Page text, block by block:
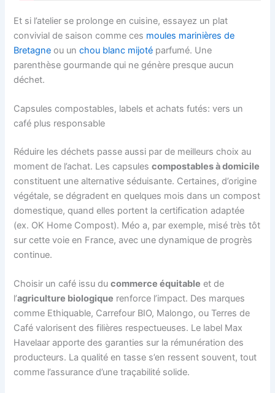
Et si l’atelier se prolonge en cuisine, essayez un plat
convivial de saison comme ces moules marinières de
Bretagne ou unchou blanc mijoté parfumé. Une
parenthèse gourmande qui ne génère presque aucun
déchet.
Capsules compostables, labels et achats futés: vers un
café plus responsable
Réduire les déchets passe aussi par de meilleurs choix au
moment de l’achat. Les capsulescompostables à domicile
constituent une alternative séduisante. Certaines, d’origine
végétale, se dégradent en quelques mois dans un compost
domestique, quand elles portent la certification adaptée
(ex. OK Home Compost). Méo a, par exemple, misé très tôt
sur cette voie en France, avec une dynamique de progrès
continue.
Choisir un café issu ducommerce équitable et de
l’agriculture biologique renforce l’impact. Des marques
comme Ethiquable, Carrefour BIO, Malongo, ou Terres de
Café valorisent des filières respectueuses. Le label Max
Havelaar apporte des garanties sur la rémunération des
producteurs. La qualité en tasse s’en ressent souvent, tout
comme l’assurance d’une traçabilité solide.